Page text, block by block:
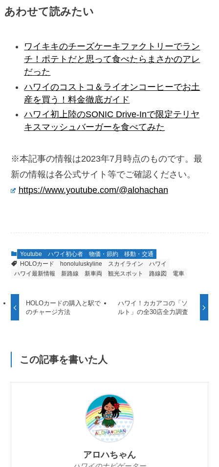
あわせて読みたい
ワイキキのチーズケーキファクトリーでラン
チ！ポテトだと思って食べたらまさかのアレ
だった
ハワイのコストコ＆ライオンコーヒーでお土
産を買う！料金徹底ガイド
ハワイ初上陸のSONIC Drive-Inで限定テリヤ
キスマッシュバーガーを食べてみた
※本記事の情報は2023年7月時点のものです。最
新の情報は各公式サイト等でご確認ください。
https://www.youtube.com/@alohachan
Youtube ハワイ初心者 物価・節約
移動・交通
HOLOカード
honoluluskyline スカイライン
ハワイ
ハワイ最新情報
新路線 新車両 観光スポット 路線図 電車
HOLOカードの購入と駅で
のチャージ方法
ハワイ！カカアコの「ソ
ルト」の全30店全力調査
この記事を書いた人
アロハちゃん